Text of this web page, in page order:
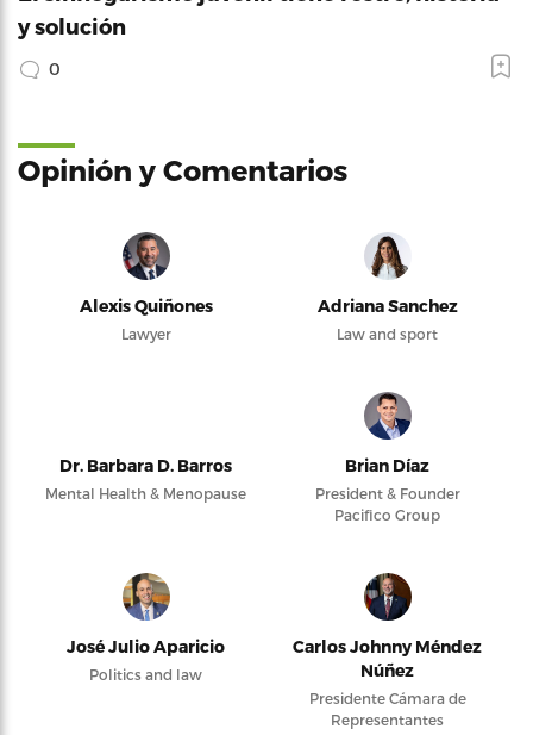
y solución
0
Opinión y Comentarios
Alexis Quiñones
Lawyer
Adriana Sanchez
Law and sport
Dr. Barbara D. Barros
Mental Health & Menopause
Brian Díaz
President & Founder
Pacifico Group
José Julio Aparicio
Politics and law
Carlos Johnny Méndez
Núñez
Presidente Cámara de
Representantes